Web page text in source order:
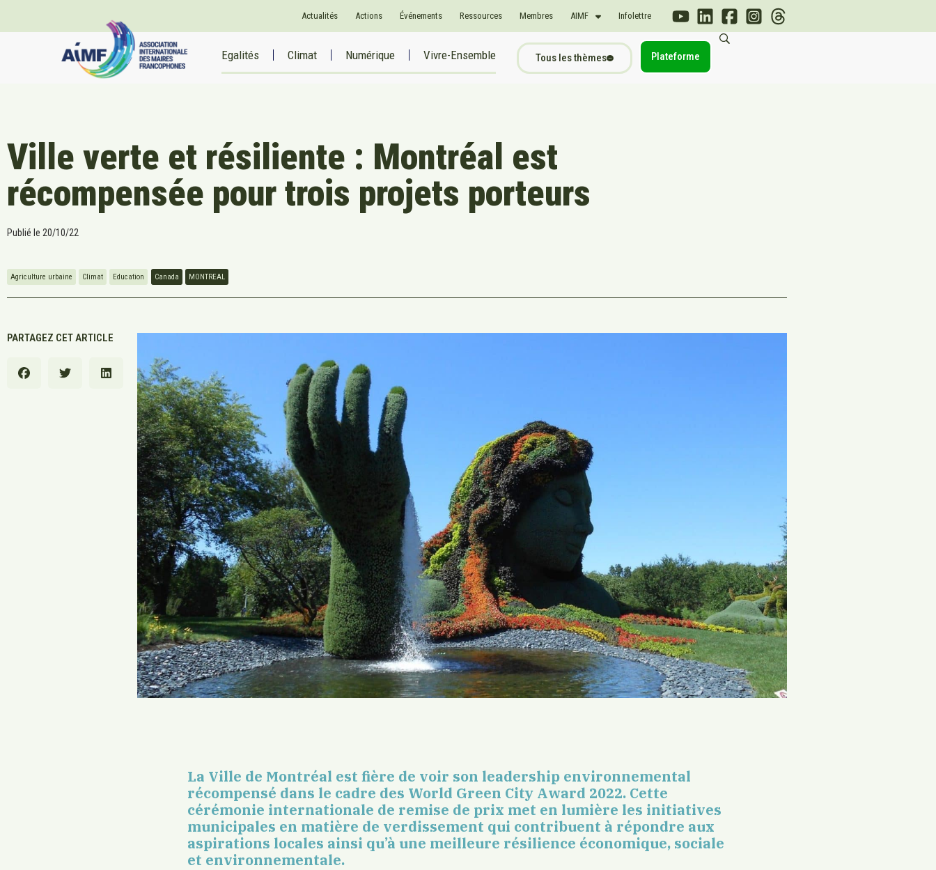
Actualités Actions Événements Ressources Membres AIMF Infolettre
Egalités Climat Numérique Vivre-Ensemble Tous les thèmes Plateforme
Ville verte et résiliente : Montréal est
récompensée pour trois projets porteurs
Publié le 20/10/22
Agriculture urbaine Climat Education Canada MONTREAL
PARTAGEZ CET ARTICLE
La Ville de Montréal est fière de voir son leadership environnemental
récompensé dans le cadre des World Green City Award 2022. Cette
cérémonie internationale de remise de prix met en lumière les initiatives
municipales en matière de verdissement qui contribuent à répondre aux
aspirations locales ainsi qu’à une meilleure résilience économique, sociale
et environnementale.